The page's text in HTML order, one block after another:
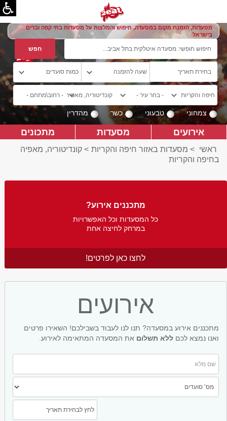
מסעדות, הזמנת מקום במסעדה, חיפוש והמלצות על מסעדות בתי קפה וברים
בישראל
צמחוני טבעוני כשר מהדרין
אירועים מסעדות מתכונים
ראשי > מסעדות באזור חיפה והקריות > קונדיטוריה, מאפיה
בחיפה והקריות
מתכננים אירוע?
כל המסעדות וכל האפשרויות
במרחק לחיצה אחת
לחצו כאן לפרטים!
אירועים
מתכננים אירוע במסעדה? תנו לנו לעבוד בשבילכם! השאירו פרטים
ואנו נמצא לכם ללא תשלום את המסעדה המתאימה לאירוע.